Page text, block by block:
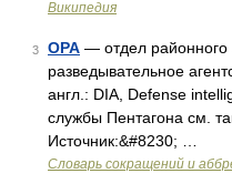
Википедия
3 ОРА — отдел
разведывательное
англ.: DIA, Defense
службы Пентагона см.
Источник:&#8230; …
Словарь сокращений и